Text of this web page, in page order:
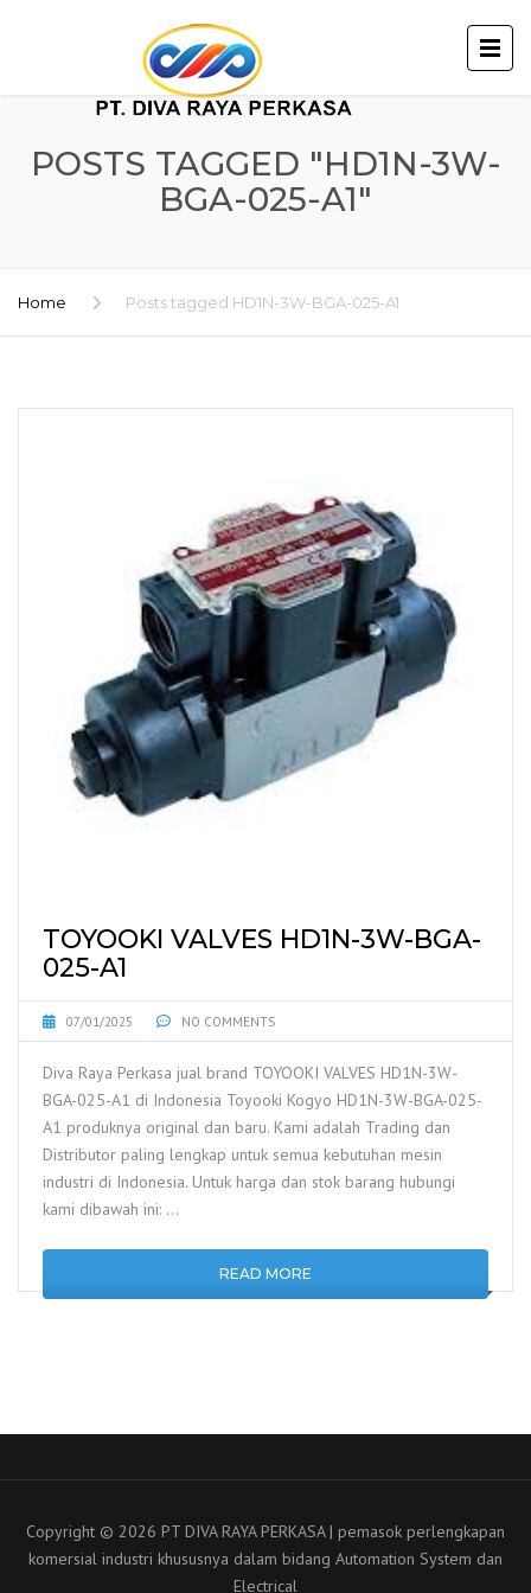
POSTS TAGGED "HD1N-3W-
BGA-025-A1"
Home Posts tagged HD1N-3W-BGA-025-A1
TOYOOKI VALVES HD1N-3W-BGA-
025-A1
07/01/2025 NO COMMENTS
Diva Raya Perkasa jual brand TOYOOKI VALVES HD1N-3W-
BGA-025-A1 di Indonesia Toyooki Kogyo HD1N-3W-BGA-025-
A1 produknya original dan baru. Kami adalah Trading dan
Distributor paling lengkap untuk semua kebutuhan mesin
industri di Indonesia. Untuk harga dan stok barang hubungi
kami dibawah ini: …
READ MORE
Copyright © 2026 PT DIVA RAYA PERKASA | pemasok perlengkapan
komersial industri khususnya dalam bidang Automation System dan
Electrical